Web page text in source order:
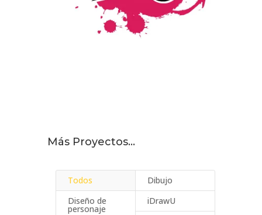
Más Proyectos…
Todos
Dibujo
Diseño de
personaje
iDrawU